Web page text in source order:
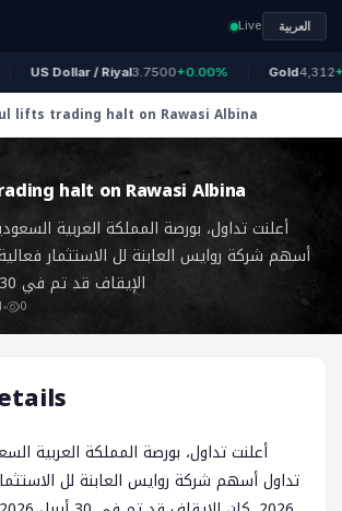
Live العربية
US Dollar / Riyal3.7500+0.00% Gold4,312
lifts trading halt on Rawasi Albina
halt on Rawasi Albina
أعلنت تداول، بورصة المملكة العربية
الإيقاف قد تم في 30 أبريل 2026 بسبب ع
0
أعلنت تداول، بورصة المملكة العربية